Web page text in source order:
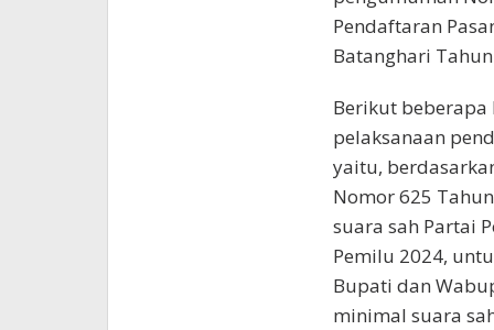
Pendaftaran
Batanghari
Berikut
pelaksanaan
yaitu,
Nomor 625
suara sah Partai
Pemilu 2024,
Bupati dan
minimal suara